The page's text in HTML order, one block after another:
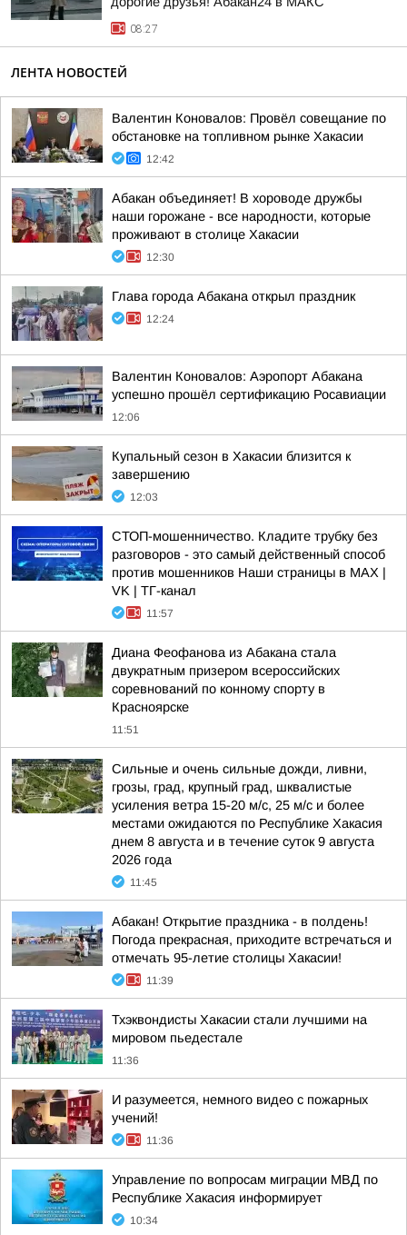
08:27
ЛЕНТА НОВОСТЕЙ
Валентин Коновалов: Провёл совещание по
обстановке на топливном рынке Хакасии
12:42
Абакан объединяет! В хороводе дружбы
наши горожане - все народности, которые
проживают в столице Хакасии
12:30
Глава города Абакана открыл праздник
12:24
Валентин Коновалов: Аэропорт Абакана
успешно прошёл сертификацию Росавиации
12:06
Купальный сезон в Хакасии близится к
завершению
12:03
СТОП-мошенничество. Кладите трубку без
разговоров - это самый действенный способ
против мошенников Наши страницы в MAX |
VK | ТГ-канал
11:57
Диана Феофанова из Абакана стала
двукратным призером всероссийских
соревнований по конному спорту в
Красноярске
11:51
Сильные и очень сильные дожди, ливни,
грозы, град, крупный град, шквалистые
усиления ветра 15-20 м/с, 25 м/с и более
местами ожидаются по Республике Хакасия
днем 8 августа и в течение суток 9 августа
2026 года
11:45
Абакан! Открытие праздника - в полдень!
Погода прекрасная, приходите встречаться и
отмечать 95-летие столицы Хакасии!
11:39
Тхэквондисты Хакасии стали лучшими на
мировом пьедестале
11:36
И разумеется, немного видео с пожарных
учений!
11:36
Управление по вопросам миграции МВД по
Республике Хакасия информирует
10:34